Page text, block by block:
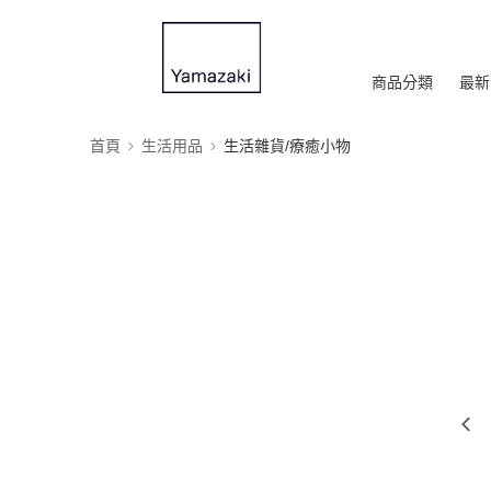
商品分類 最
首頁 生活用品 生活雜貨/療癒小物